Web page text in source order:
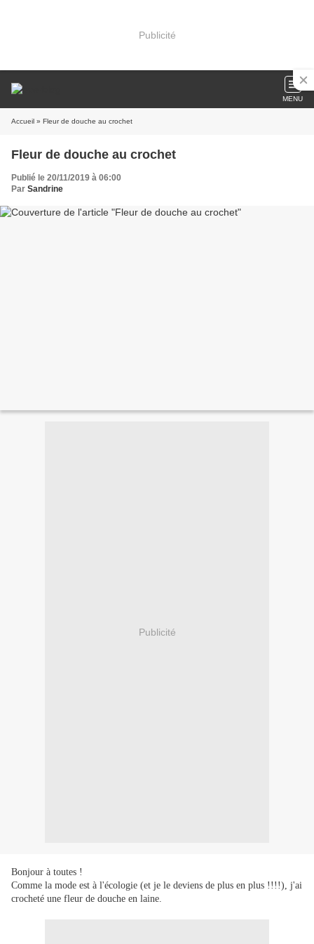
Publicité
MENU
Accueil » Fleur de douche au crochet
Fleur de douche au crochet
Publié le 20/11/2019 à 06:00
Par Sandrine
Publicité
Bonjour à toutes !
Comme la mode est à l'écologie (et je le deviens de plus en plus !!!!), j'ai
crocheté une fleur de douche en laine.